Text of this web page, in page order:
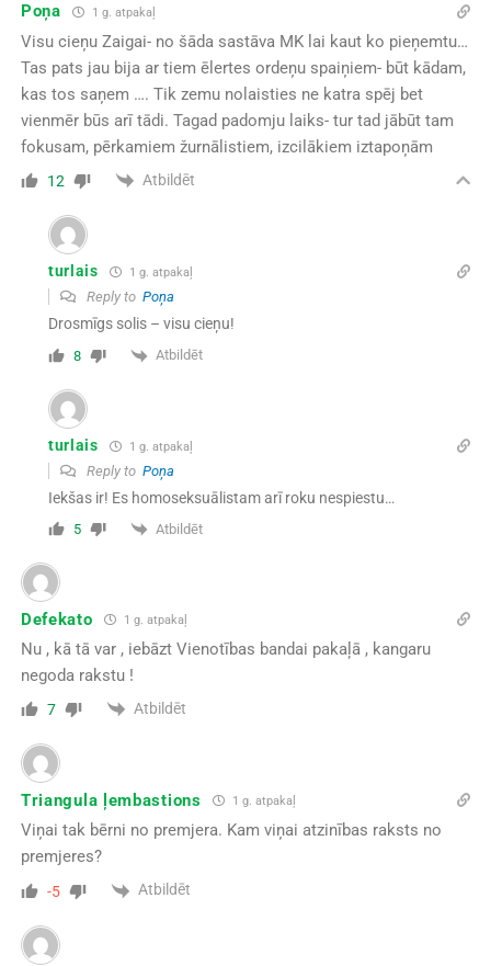
Poņa 1 g. atpakaļ
Visu cieņu Zaigai- no šāda sastāva MK lai kaut ko pieņemtu…
Tas pats jau bija ar tiem ēlertes ordeņu spaiņiem- būt kādam,
kas tos saņem …. Tik zemu nolaisties ne katra spēj bet
vienmēr būs arī tādi. Tagad padomju laiks- tur tad jābūt tam
fokusam, pērkamiem žurnālistiem, izcilākiem iztapoņām
12 Atbildēt
turlais 1 g. atpakaļ
Reply to Poņa
Drosmīgs solis – visu cieņu!
8 Atbildēt
turlais 1 g. atpakaļ
Reply to Poņa
Iekšas ir! Es homoseksuālistam arī roku nespiestu…
5 Atbildēt
Defekato 1 g. atpakaļ
Nu , kā tā var , iebāzt Vienotības bandai pakaļā , kangaru
negoda rakstu !
7 Atbildēt
Triangula ļembastions 1 g. atpakaļ
Viņai tak bērni no premjera. Kam viņai atzinības raksts no
premjeres?
-5 Atbildēt